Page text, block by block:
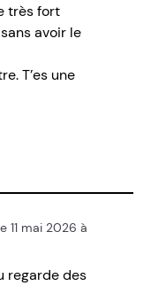
très fort
avoir le
T’es une
11 mai 2026 à
regarde des